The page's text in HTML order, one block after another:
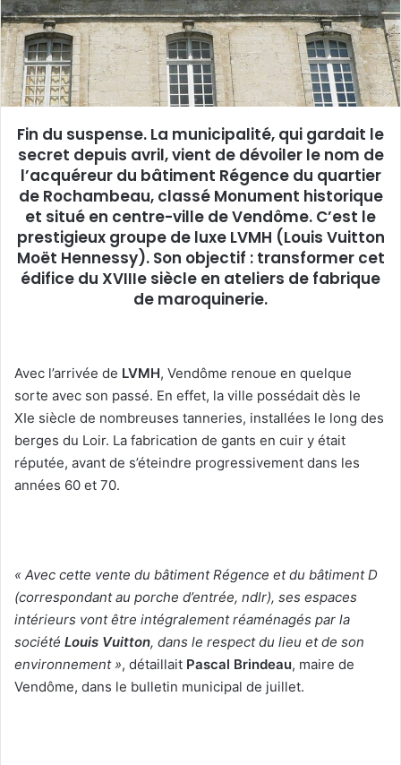
n
c
o
u
r
e
Fin du suspense. La municipalité, qui gardait le
secret depuis avril, vient de dévoiler le nom de
l’acquéreur du bâtiment Régence du quartier
de Rochambeau, classé Monument historique
et situé en centre-ville de Vendôme. C’est le
prestigieux groupe de luxe LVMH (Louis Vuitton
Moët Hennessy). Son objectif : transformer cet
édifice du XVIIIe siècle en ateliers de fabrique
de maroquinerie.
Avec l’arrivée de LVMH, Vendôme renoue en quelque
sorte avec son passé. En effet, la ville possédait dès le
XIe siècle de nombreuses tanneries, installées le long des
berges du Loir. La fabrication de gants en cuir y était
réputée, avant de s’éteindre progressivement dans les
années 60 et 70.
« Avec cette vente du bâtiment Régence et du bâtiment D
(correspondant au porche d’entrée, ndlr), ses espaces
intérieurs vont être intégralement réaménagés par la
société Louis Vuitton, dans le respect du lieu et de son
environnement », détaillait Pascal Brindeau, maire de
Vendôme, dans le bulletin municipal de juillet.